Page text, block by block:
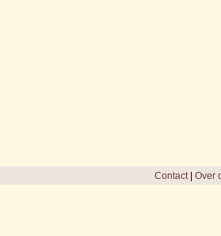
Contact| Over